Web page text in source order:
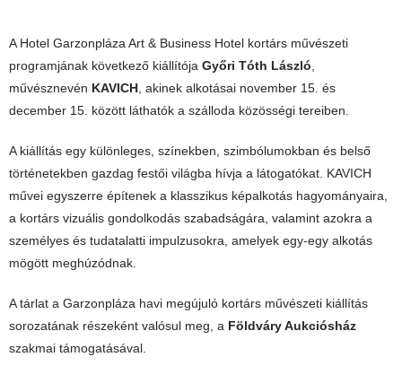
A Hotel Garzonpláza Art & Business Hotel kortárs művészeti
programjának következő kiállítója Győri Tóth László,
művésznevén KAVICH, akinek alkotásai november 15. és
december 15. között láthatók a szálloda közösségi tereiben.
A kiállítás egy különleges, színekben, szimbólumokban és belső
történetekben gazdag festői világba hívja a látogatókat. KAVICH
művei egyszerre építenek a klasszikus képalkotás hagyományaira,
a kortárs vizuális gondolkodás szabadságára, valamint azokra a
személyes és tudatalatti impulzusokra, amelyek egy-egy alkotás
mögött meghúzódnak.
A tárlat a Garzonpláza havi megújuló kortárs művészeti kiállítás
sorozatának részeként valósul meg, a Földváry Aukciósház
szakmai támogatásával.